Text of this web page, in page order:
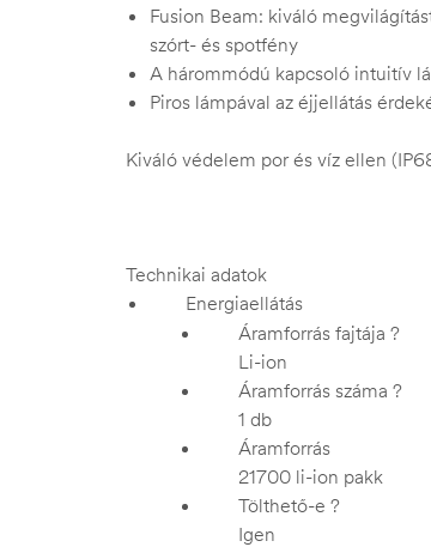
Fusion Beam: kiváló
szórt- és spotfény
A hárommódú kapcsoló intuitív
Piros lámpával az éjjellátás
Kiváló védelem por és víz ellen
Technikai adatok
Energiaellátás
Áramforrás fajtája ?
Li-ion
Áramforrás száma ?
1 db
Áramforrás
21700 li-ion pakk
Tölthető-e ?
Igen